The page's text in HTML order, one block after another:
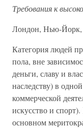
Требования к
Лондон, Нью-Йорк,
Категория людей
пола, вне
деньги, славу и
наследству) в
коммерческой
искусство и
основном